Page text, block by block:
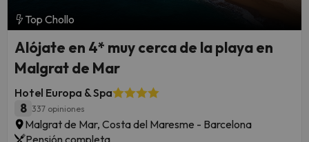
Top Chollo
Alójate en 4* muy cerca de la playa en
Malgrat de Mar
Hotel Europa & Spa
8 337 opiniones
Malgrat de Mar, Costa del Maresme - Barcelona